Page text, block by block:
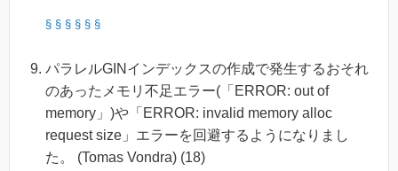
§ § § § § §
パラレルGINインデックスの作成で発生するおそれ
のあったメモリ不足エラー(「ERROR: out of
memory」)や「ERROR: invalid memory alloc
request size」エラーを回避するようになりまし
た。 (Tomas Vondra) (18)